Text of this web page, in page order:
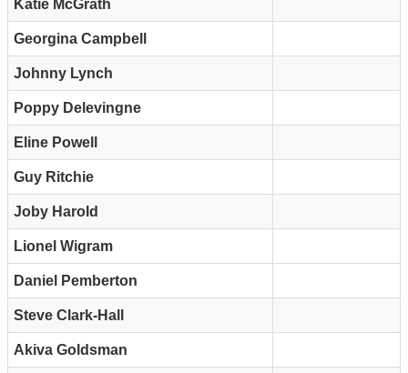
Katie McGrath
Georgina Campbell
Johnny Lynch
Poppy Delevingne
Eline Powell
Guy Ritchie
Joby Harold
Lionel Wigram
Daniel Pemberton
Steve Clark-Hall
Akiva Goldsman